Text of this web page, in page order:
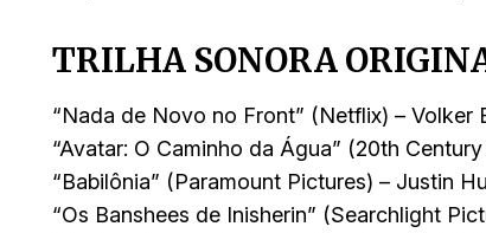
TRILHA SONORA
“Nada de Novo no Front” (Netflix) – Volker
“Avatar: O Caminho da Água” (20th
“Babilônia” (Paramount Pictures) – Justin
“Os Banshees de Inisherin” (Searchlight